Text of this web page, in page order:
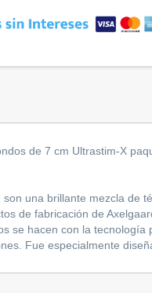
de 7 cm Ultrastim-X
son una brillante mezcla de
de fabricación de
se hacen con la
Fue especialmente